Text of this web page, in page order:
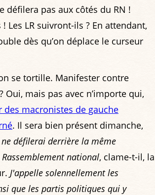
défilera pas aux côtés du RN !
Les LR suivront-ils ? En attendant,
dès qu’on déplace le curseur
se tortille. Manifester contre
Oui, mais pas avec n’importe qui,
des macronistes de gauche
. Il sera bien présent dimanche,
défilerai derrière la même
national, clame-t-il, la
J'appelle solennellement les
que les partis politiques qui y